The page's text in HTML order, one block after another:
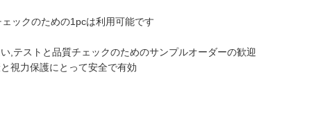
ックのための1pcは利用可能です
,テストと品質チェックのためのサンプルオーダーの歓迎
視力保護にとって安全で有効